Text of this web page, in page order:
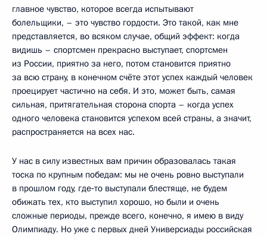
главное чувство, которое всегда испытывают
болельщики, – это чувство гордости. Это такой, как мне
представляется, во всяком случае, общий эффект: когда
видишь – спортсмен прекрасно выступает, спортсмен
из России, приятно за него, потом становится приятно
за всю страну, в конечном счёте этот успех каждый человек
проецирует частично на себя. И это, может быть, самая
сильная, притягательная сторона спорта – когда успех
одного человека становится успехом всей страны, а значит,
распространяется на всех нас.
У нас в силу известных вам причин образовалась такая
тоска по крупным победам: мы не очень ровно выступали
в прошлом году, где‑то выступали блестяще, не будем
обижать тех, кто выступил хорошо, но были и очень
сложные периоды, прежде всего, конечно, я имею в виду
Олимпиаду. Но уже с первых дней Универсиады российская